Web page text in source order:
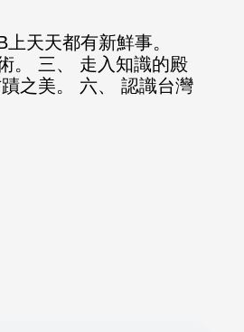
天天都有新鮮事。
。 三、 走入知識的殿
之美。 六、 認識台灣